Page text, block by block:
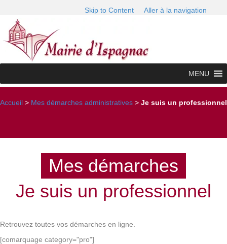
Skip to Content Aller à la navigation
MENU
Accueil > Mes démarches administratives > Je suis un professionnel
Mes démarches
Je suis un professionnel
Retrouvez toutes vos démarches en ligne.
[comarquage category="pro"]